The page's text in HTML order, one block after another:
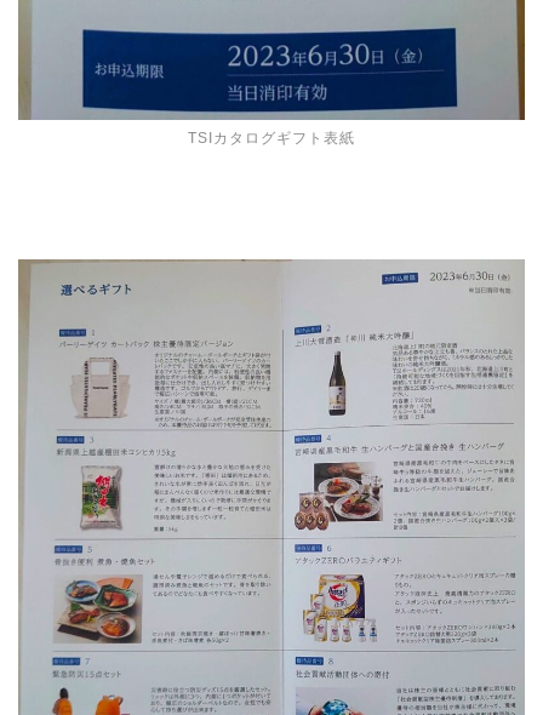
TSIカタログギフト表紙